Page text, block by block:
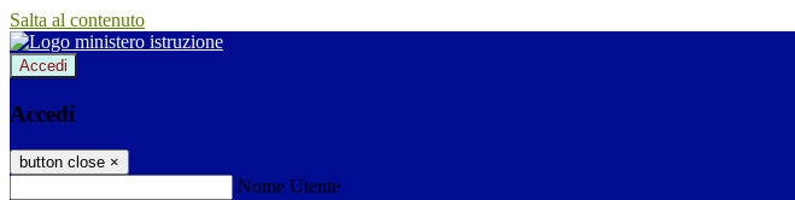
Salta al contenuto
Accedi
Accedi
button close ×
Nome Utente